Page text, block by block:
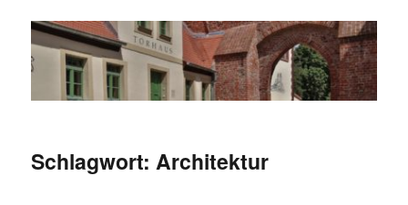
Schlagwort:Architektur